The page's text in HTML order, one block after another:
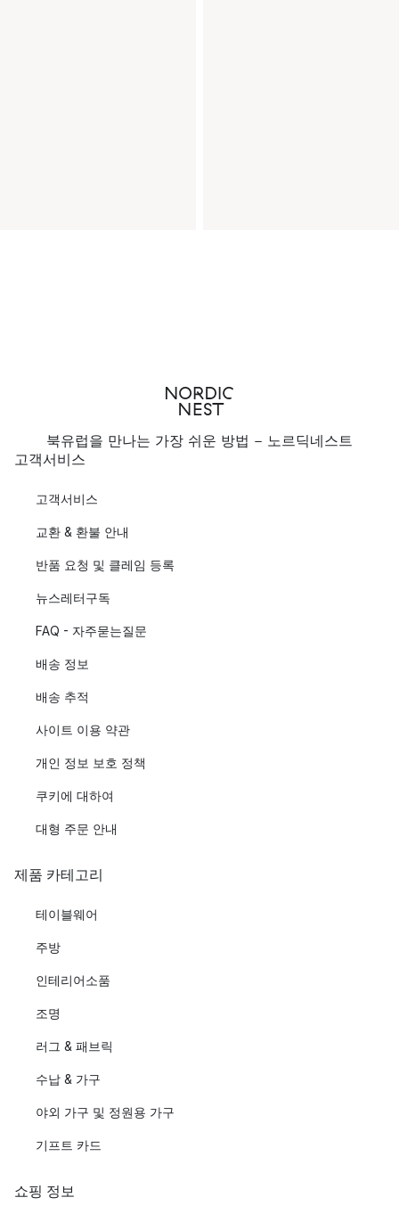
북유럽을 만나는 가장 쉬운 방법 - 노르딕네스트
고객서비스
고객서비스
교환 & 환불 안내
반품 요청 및 클레임 등록
뉴스레터구독
FAQ - 자주묻는질문
배송 정보
배송 추적
사이트 이용 약관
개인 정보 보호 정책
쿠키에 대하여
대형 주문 안내
제품 카테고리
테이블웨어
주방
인테리어소품
조명
러그 & 패브릭
수납 & 가구
야외 가구 및 정원용 가구
기프트 카드
쇼핑 정보